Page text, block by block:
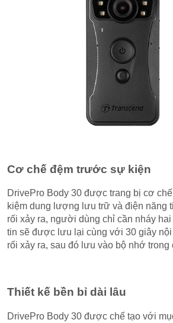
Cơ chế đệm trước sự kiện
DrivePro Body 30 được trang bị cơ
kiệm dung lượng lưu trữ và điện năng
rối xảy ra, người dùng chỉ cần nháy
tin sẽ được lưu lại cùng với 30 giây
rối xảy ra, sau đó lưu vào bộ nhớ trong
Thiết kế bền bỉ dài lâu
DrivePro Body 30 được chế tạo với